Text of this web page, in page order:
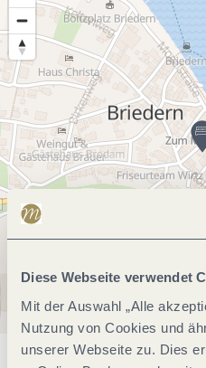
Diese Webseite verwendet
Mit der Auswahl „Alle
Nutzung von Cookies und
unserer Webseite zu. Dies